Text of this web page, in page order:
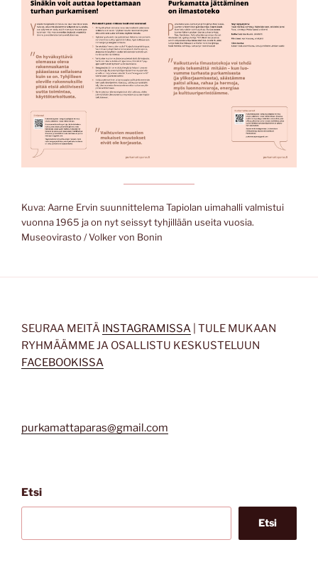
Kuva: Aarne Ervin suunnittelema Tapiolan uimahalli valmistui
vuonna 1965 ja on nyt seissyt tyhjillään useita vuosia.
Museovirasto / Volker von Bonin
SEURAA MEITÄ INSTAGRAMISSA | TULE MUKAAN
RYHMÄÄMME JA OSALLISTU KESKUSTELUUN
FACEBOOKISSA
purkamattaparas@gmail.com
Etsi
Etsi